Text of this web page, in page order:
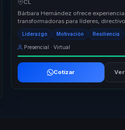
CL
Bárbara Hernández ofrece
transformadoras para líderes,
responsables de equipos,
atrás equip...
Liderazgo Motivación Resiliencia
Presencial · Virtual
Cotizar